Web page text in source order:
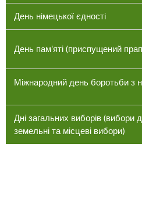
День німецької єдності
День пам'яті (приспущений
Міжнародний день боротьби з
Дні загальних виборів
земельні та місцеві вибори)